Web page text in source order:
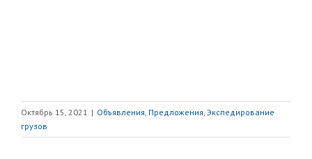
Октябрь 15, 2021 | Объявления Предложения Экспедирование
грузов